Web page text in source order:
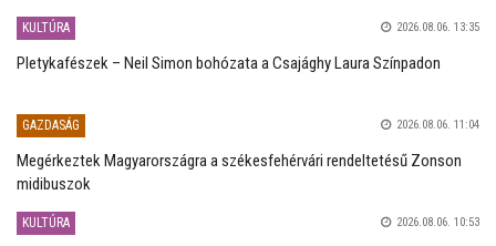
KULTÚRA 2026.08.06. 13:35
Pletykafészek – Neil Simon bohózata a Csajághy Laura Színpadon
GAZDASÁG 2026.08.06. 11:04
Megérkeztek Magyarországra a székesfehérvári rendeltetésű Zonson
midibuszok
KULTÚRA 2026.08.06. 10:53